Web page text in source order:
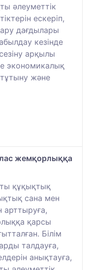
әлеуметтік
ескеріп,
дағдылары
кезінде
арқылы
экономикалық
және
жемқорлыққа
құқықтық
сана мен
арттыруға,
қарсы
Білім
талдауға,
анықтауға,